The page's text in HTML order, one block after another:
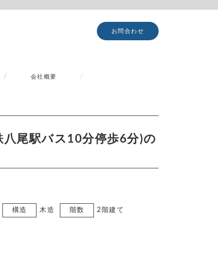
お問合わせ
会社概要
尾駅バス10分停歩6分)の
構造 木造 階数 2階建て